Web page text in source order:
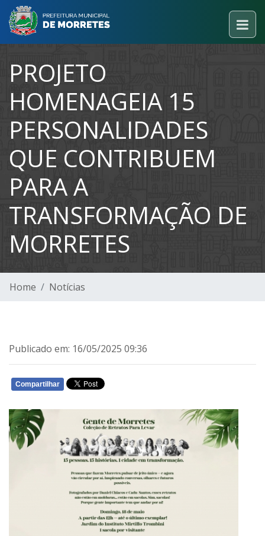
PROJETO
HOMENAGEIA 15
PERSONALIDADES
QUE CONTRIBUEM
PARA A
TRANSFORMAÇÃO DE
MORRETES
Home Notícias
Publicado em: 16/05/2025 09:36
Compartilhar